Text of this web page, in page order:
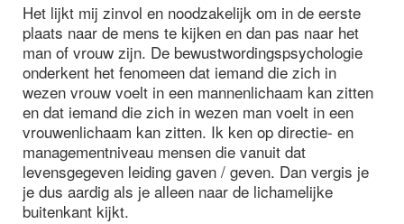
Het lijkt mij zinvol en noodzakelijk om in de eerste
plaats naar de mens te kijken en dan pas naar het
man of vrouw zijn. De bewustwordingspsychologie
onderkent het fenomeen dat iemand die zich in
wezen vrouw voelt in een mannenlichaam kan zitten
en dat iemand die zich in wezen man voelt in een
vrouwenlichaam kan zitten. Ik ken op directie- en
managementniveau mensen die vanuit dat
levensgegeven leiding gaven / geven. Dan vergis je
je dus aardig als je alleen naar de lichamelijke
buitenkant kijkt.